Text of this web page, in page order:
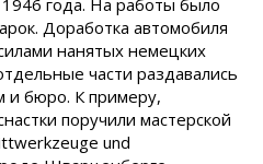
года. На работы было
Доработка автомобиля
нанятых немецких
части раздавались
и бюро. К примеру,
поручили мастерской
und